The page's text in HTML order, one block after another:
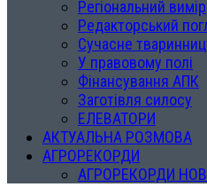
Регіональний вимір
Редакторський
Сучасне
У правовому полі
Фінансування АПК
Заготівля силосу
ЕЛЕВАТОРИ
АКТУАЛЬНА РОЗМОВА
АГРОРЕКОРДИ
АГРОРЕКОРДИ